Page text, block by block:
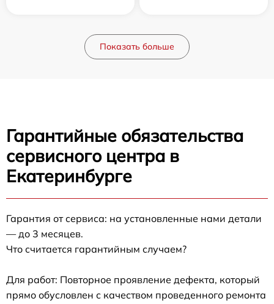
Показать больше
Гарантийные обязательства
сервисного центра в
Екатеринбурге
Гарантия от сервиса: на установленные нами детали
— до 3 месяцев.
Что считается гарантийным случаем?
Для работ: Повторное проявление дефекта, который
прямо обусловлен с качеством проведенного ремонта